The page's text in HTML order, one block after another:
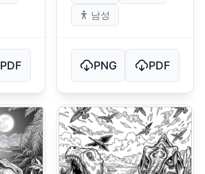
PDF
남성
PNG PDF